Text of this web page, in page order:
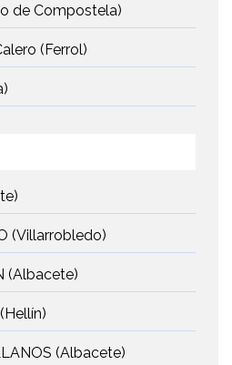
de Compostela)
(Ferrol)
(Villarrobledo)
(Albacete)
(Albacete)